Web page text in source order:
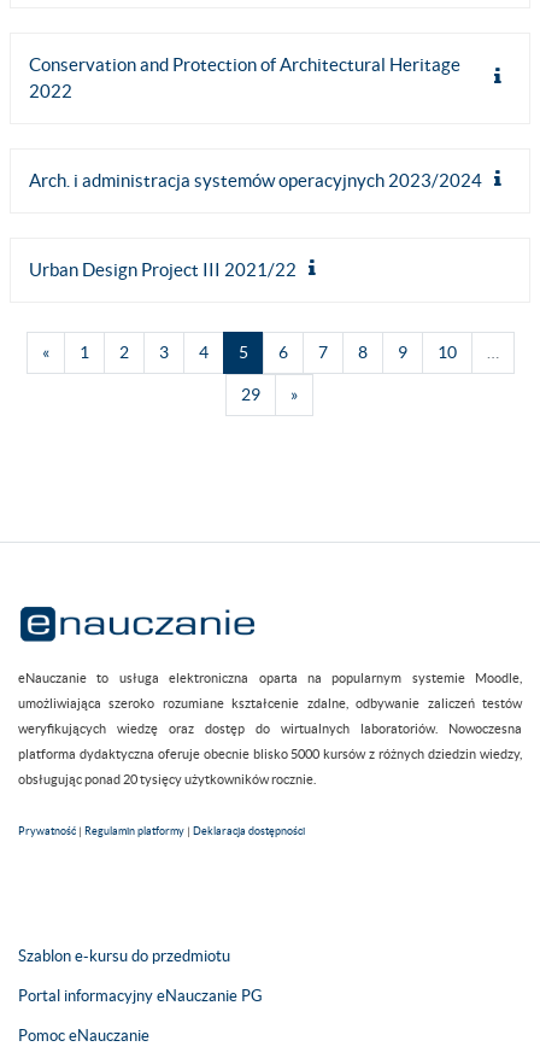
Conservation and Protection of Architectural Heritage
2022
Arch. i administracja systemów operacyjnych 2023/2024
Urban Design Project III 2021/22
«Poprzednia strona
1 Strona 1
2Strona 2
3Strona 3
4Strona 4
5Strona 5
6Strona 6
7Strona 7
8Strona 8
9Strona 9
10Strona 10
29Strona 29
»Następna strona
eNauczanie to usługa elektroniczna oparta na popularnym systemie Moodle,
umożliwiająca szeroko rozumiane kształcenie zdalne, odbywanie zaliczeń testów
weryfikujących wiedzę oraz dostęp do wirtualnych laboratoriów. Nowoczesna
platforma dydaktyczna oferuje obecnie blisko 5000 kursów z różnych dziedzin wiedzy,
obsługując ponad 20 tysięcy użytkowników rocznie.
Prywatność | Regulamin platformy | Deklaracja dostępności
Szablon e-kursu do przedmiotu
Portal informacyjny eNauczanie PG
Pomoc eNauczanie